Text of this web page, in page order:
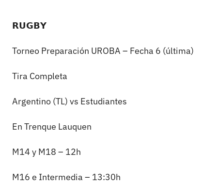
𝗥𝗨𝗚𝗕𝗬
Torneo Preparación UROBA – Fecha 6 (última)
Tira Completa
Argentino (TL) vs Estudiantes
En Trenque Lauquen
M14 y M18 – 12h
M16 e Intermedia – 13:30h